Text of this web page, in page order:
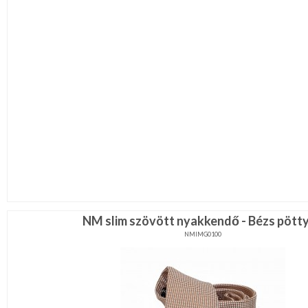
NM slim szövött nyakkendő - Bézs
NMIMG0100